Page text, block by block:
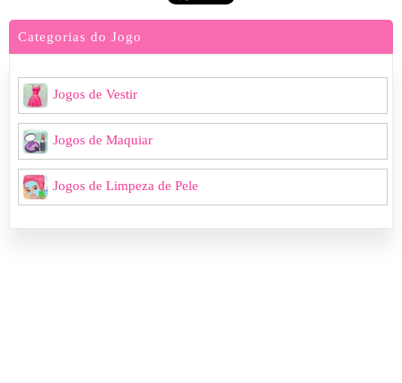
Categorias do Jogo
Jogos de Vestir
Jogos de Maquiar
Jogos de Limpeza de Pele